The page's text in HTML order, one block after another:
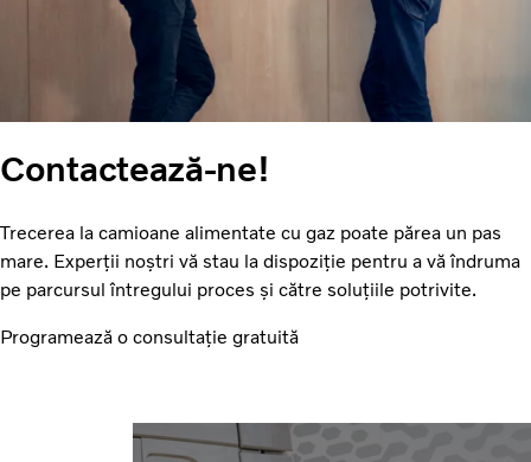
Contactează-ne!
Trecerea la camioane alimentate cu gaz poate părea un pas
mare. Experții noștri vă stau la dispoziție pentru a vă îndruma
pe parcursul întregului proces și către soluțiile potrivite.
Programează o consultație gratuită